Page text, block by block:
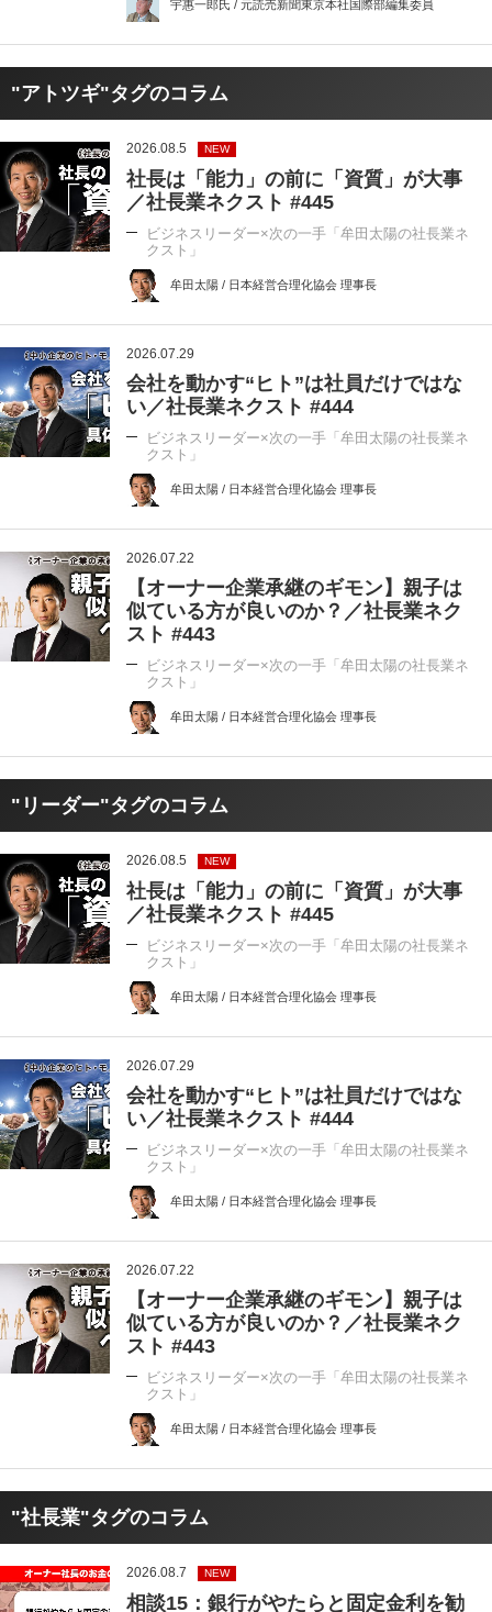
宇惠一郎氏 / 元読売新聞東京本社国際部編集委員
"アトツギ"タグのコラム
2026.08.5 NEW
社長は「能力」の前に「資質」が大事
／社長業ネクスト #445
ビジネスリーダー×次の一手「牟田太陽の社長業ネ
クスト」
牟田太陽 / 日本経営合理化協会 理事長
2026.07.29
会社を動かす“ヒト”は社員だけではな
い／社長業ネクスト #444
ビジネスリーダー×次の一手「牟田太陽の社長業ネ
クスト」
牟田太陽 / 日本経営合理化協会 理事長
2026.07.22
【オーナー企業承継のギモン】親子は
似ている方が良いのか？／社長業ネク
スト #443
ビジネスリーダー×次の一手「牟田太陽の社長業ネ
クスト」
牟田太陽 / 日本経営合理化協会 理事長
"リーダー"タグのコラム
2026.08.5 NEW
社長は「能力」の前に「資質」が大事
／社長業ネクスト #445
ビジネスリーダー×次の一手「牟田太陽の社長業ネ
クスト」
牟田太陽 / 日本経営合理化協会 理事長
2026.07.29
会社を動かす“ヒト”は社員だけではな
い／社長業ネクスト #444
ビジネスリーダー×次の一手「牟田太陽の社長業ネ
クスト」
牟田太陽 / 日本経営合理化協会 理事長
2026.07.22
【オーナー企業承継のギモン】親子は
似ている方が良いのか？／社長業ネク
スト #443
ビジネスリーダー×次の一手「牟田太陽の社長業ネ
クスト」
牟田太陽 / 日本経営合理化協会 理事長
"社長業"タグのコラム
2026.08.7 NEW
相談15：銀行がやたらと固定金利を勧